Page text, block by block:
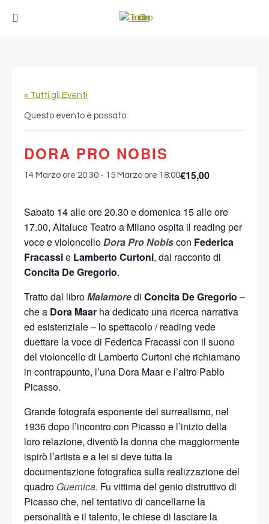
« Tutti gli Eventi
Questo evento è passato.
DORA PRO NOBIS
14 Marzo ore 20:30 - 15 Marzo ore 18:00€15,00
Sabato 14 alle ore 20.30 e domenica 15 alle ore
17.00, Altaluce Teatro a Milano ospita il reading per
voce e violoncelloDora Pro Nobiscon Federica
Fracassie Lamberto Curtoni, dal racconto di
Concita De Gregorio.
Tratto dal libroMalamoredi Concita De Gregorio –
che a Dora Maar ha dedicato una ricerca narrativa
ed esistenziale – lo spettacolo / reading vede
duettare la voce di Federica Fracassi con il suono
del violoncello di Lamberto Curtoni che richiamano
in contrappunto, l’una Dora Maar e l’altro Pablo
Picasso.
Grande fotografa esponente del surrealismo, nel
1936 dopo l’incontro con Picasso e l’inizio della
loro relazione, diventò la donna che maggiormente
ispirò l’artista e a lei si deve tutta la
documentazione fotografica sulla realizzazione del
quadro Guernica. Fu vittima del genio distruttivo di
Picasso che, nel tentativo di cancellarne la
personalità e il talento, le chiese di lasciare la